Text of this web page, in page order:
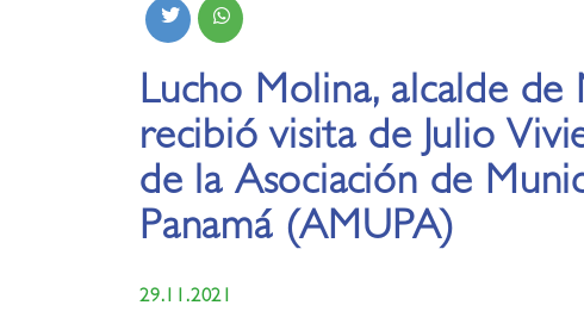
Lucho Molina, alcalde de
recibió visita de Julio
de la Asociación de
Panamá (AMUPA)
29.11.2021